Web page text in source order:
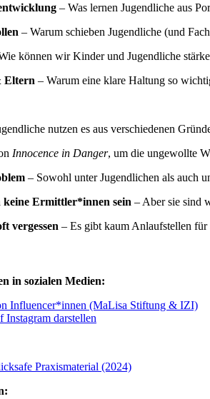
– Was lernen Jugendliche aus
– Warum schieben Jugendliche (und
können wir Kinder und Jugendliche
Eltern – Warum eine klare Haltung so
nutzen es aus verschiedenen
Innocence in Danger, um die ungewollte
– Sowohl unter Jugendlichen als auch
Ermittler*innen sein – Aber sie sind
vergessen – Es gibt kaum Anlaufstellen für
in sozialen Medien:
Influencer*innen (MaLisa Stiftung & IZI)
Instagram darstellen
Praxismaterial (2024)